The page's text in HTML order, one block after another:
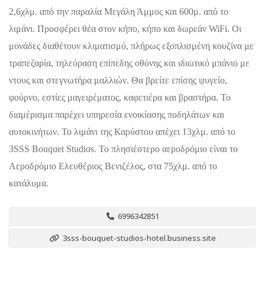
2,6χλμ. από την παραλία Μεγάλη Άμμος και 600μ. από το
λιμάνι. Προσφέρει θέα στον κήπο, κήπο και δωρεάν WiFi. Οι
μονάδες διαθέτουν κλιματισμό, πλήρως εξοπλισμένη κουζίνα με
τραπεζαρία, τηλεόραση επίπεδης οθόνης και ιδιωτικό μπάνιο με
ντους και στεγνωτήρα μαλλιών. Θα βρείτε επίσης ψυγείο,
φούρνο, εστίες μαγειρέματος, καφετιέρα και βραστήρα. Το
διαμέρισμα παρέχει υπηρεσία ενοικίασης ποδηλάτων και
αυτοκινήτων. Το λιμάνι της Καρύστου απέχει 13χλμ. από το
3SSS Bouquet Studios. Το πλησιέστερο αεροδρόμιο είναι το
Αεροδρόμιο Ελευθέριος Βενιζέλος, στα 75χλμ. από το
κατάλυμα.
6996342851
3sss-bouquet-studios-hotel.business.site